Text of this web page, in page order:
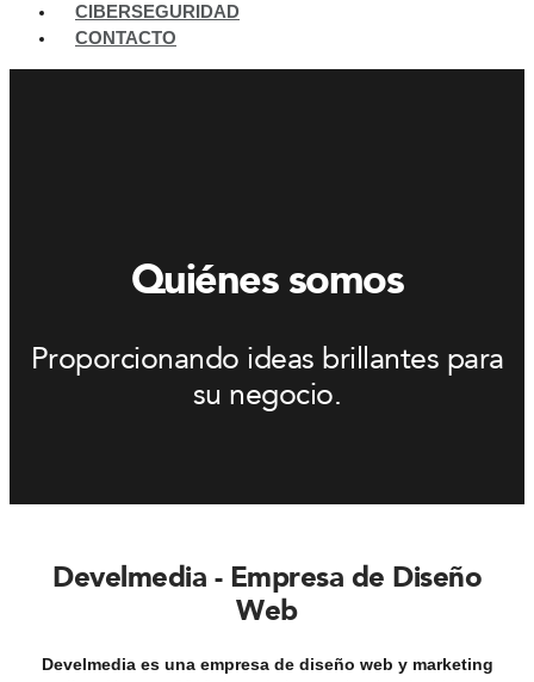
CIBERSEGURIDAD
CONTACTO
Quiénes somos
Proporcionando ideas brillantes para
su negocio.
Develmedia - Empresa de Diseño
Web
Develmedia es una empresa de diseño web y marketing